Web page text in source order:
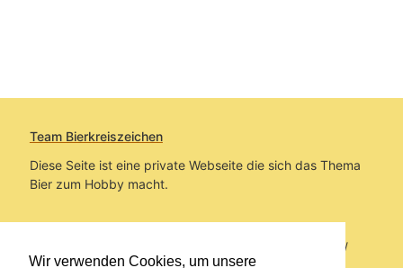
Wir verwenden Cookies, um unsere
Team Bierkreiszeichen
Diese Seite ist eine private Webseite die sich das Thema
Bier zum Hobby macht.
Sie befinden sich auf https://www.bierkreiszeichen.at/